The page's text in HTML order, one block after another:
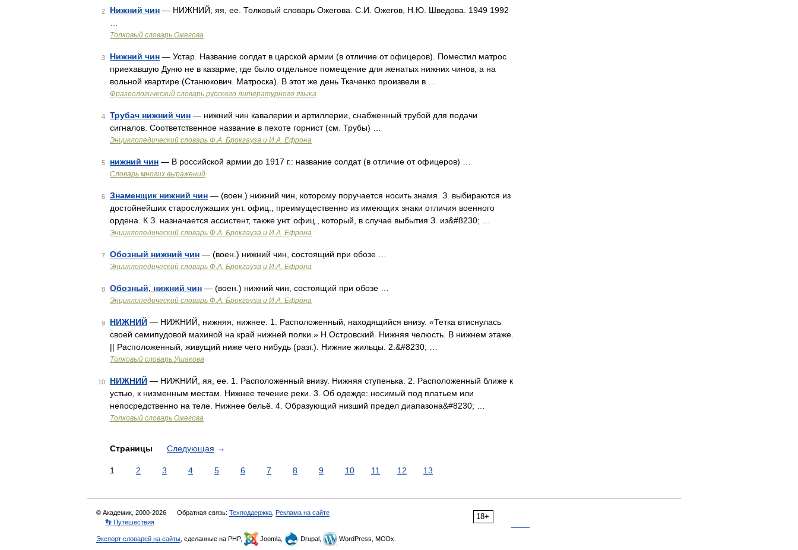
2 Нижний чин — НИЖНИЙ, яя, ее. Толковый словарь Ожегова. С.И. Ожегов, Н.Ю. Шведова. 1949 1992
Толковый словарь Ожегова
3 Нижний чин — Устар. Название солдат в царской армии (в отличие от офицеров). Поместил матрос
приехавшую Дуню не в казарме, где было отдельное помещение для женатых нижних чинов, а на
вольной квартире (Станюкович. Матроска). В этот же день Ткаченко произвели в …
Фразеологический словарь русского литературного языка
4 Трубач нижний чин — нижний чин кавалерии и артиллерии, снабженный трубой для подачи
сигналов. Соответственное название в пехоте горнист (см. Трубы) …
Энциклопедический словарь Ф.А. Брокгауза и И.А. Ефрона
5 нижний чин — В российской армии до 1917 г.: название солдат (в отличие от офицеров) …
Словарь многих выражений
6 Знаменщик нижний чин — (воен.) нижний чин, которому поручается носить знамя. З. выбираются из
достойнейших старослужаших унт. офиц., преимущественно из имеющих знаки отличия военного
ордена. К З. назначается ассистент, также унт. офиц., который, в случае выбытия З. из&#8230; …
Энциклопедический словарь Ф.А. Брокгауза и И.А. Ефрона
7 Обозный нижний чин — (воен.) нижний чин, состоящий при обозе …
Энциклопедический словарь Ф.А. Брокгауза и И.А. Ефрона
8 Обозный, нижний чин — (воен.) нижний чин, состоящий при обозе …
Энциклопедический словарь Ф.А. Брокгауза и И.А. Ефрона
9 НИЖНИЙ — НИЖНИЙ, нижняя, нижнее. 1. Расположенный, находящийся внизу. «Тетка втиснулась
своей семипудовой махиной на край нижней полки.» Н.Островский. Нижняя челюсть. В нижнем этаже.
|| Расположенный, живущий ниже чего нибудь (разг.). Нижние жильцы. 2.&#8230; …
Толковый словарь Ушакова
10 НИЖНИЙ — НИЖНИЙ, яя, ее. 1. Расположенный внизу. Нижняя ступенька. 2. Расположенный ближе к
устью, к низменным местам. Нижнее течение реки. 3. Об одежде: носимый под платьем или
непосредственно на теле. Нижнее бельё. 4. Образующий низший предел диапазона&#8230; …
Толковый словарь Ожегова
Страницы Следующая →
1 2 3 4 5 6 7 8 9 10 11 12 13
18+
© Академик, 2000-2026 Обратная связь: Техподдержка Реклама на сайте
👣 Путешествия
Экспорт словарей на сайты , сделанные на PHP, Joomla, Drupal, WordPress, MODx.